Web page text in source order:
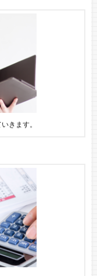
きます。